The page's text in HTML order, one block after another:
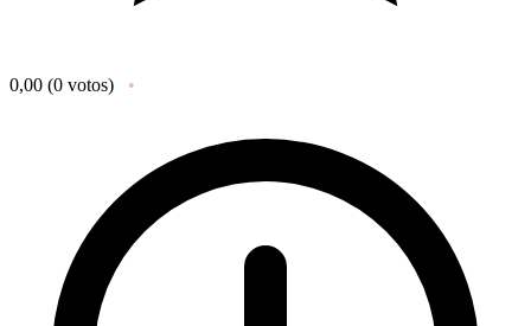
0,00 (0 votos)